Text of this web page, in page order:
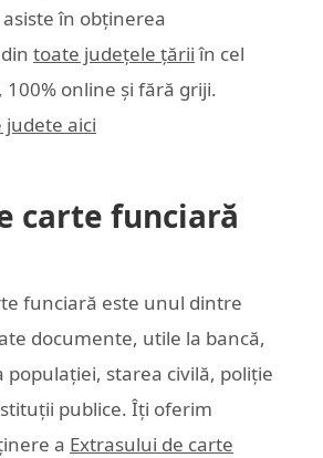
în obținerea
toate județele țării în cel
online și fără griji.
judete aici
carte funciară
funciară este unul dintre
documente, utile la bancă,
populației, starea civilă, poliție
publice. Îți oferim
a Extrasului de carte